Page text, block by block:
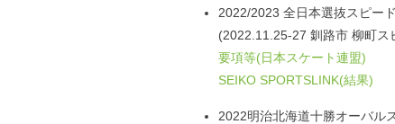
2022/2023 全日本選抜スピー
(2022.11.25-27 釧路市 柳町ス
要項等(日本スケート連盟)
SEIKO SPORTSLINK(結果)
2022明治北海道十勝オーバル